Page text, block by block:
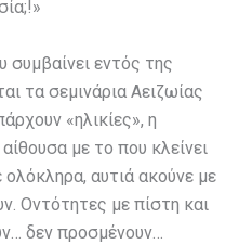
συμβαίνει εντός της
τα σεμινάρια Αειζωίας
«ηλικίες», η
με το που κλείνει
αυτιά ακούνε με
Οντότητες με πίστη και
δεν προσμένουν…